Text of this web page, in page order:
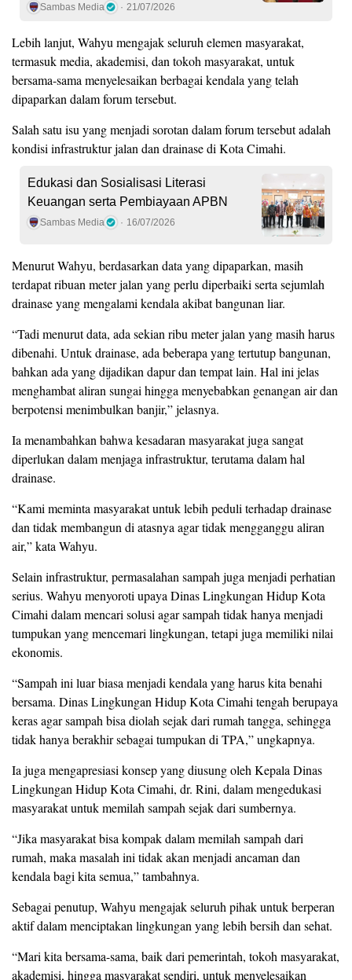
Sambas Media 21/07/2026
Lebih lanjut, Wahyu mengajak seluruh elemen masyarakat,
termasuk media, akademisi, dan tokoh masyarakat, untuk
bersama-sama menyelesaikan berbagai kendala yang telah
dipaparkan dalam forum tersebut.
Salah satu isu yang menjadi sorotan dalam forum tersebut adalah
kondisi infrastruktur jalan dan drainase di Kota Cimahi.
Edukasi dan Sosialisasi Literasi
Keuangan serta Pembiayaan APBN
Sambas Media 16/07/2026
Menurut Wahyu, berdasarkan data yang dipaparkan, masih
terdapat ribuan meter jalan yang perlu diperbaiki serta sejumlah
drainase yang mengalami kendala akibat bangunan liar.
“Tadi menurut data, ada sekian ribu meter jalan yang masih harus
dibenahi. Untuk drainase, ada beberapa yang tertutup bangunan,
bahkan ada yang dijadikan dapur dan tempat lain. Hal ini jelas
menghambat aliran sungai hingga menyebabkan genangan air dan
berpotensi menimbulkan banjir,” jelasnya.
Ia menambahkan bahwa kesadaran masyarakat juga sangat
diperlukan dalam menjaga infrastruktur, terutama dalam hal
drainase.
“Kami meminta masyarakat untuk lebih peduli terhadap drainase
dan tidak membangun di atasnya agar tidak mengganggu aliran
air,” kata Wahyu.
Selain infrastruktur, permasalahan sampah juga menjadi perhatian
serius. Wahyu menyoroti upaya Dinas Lingkungan Hidup Kota
Cimahi dalam mencari solusi agar sampah tidak hanya menjadi
tumpukan yang mencemari lingkungan, tetapi juga memiliki nilai
ekonomis.
“Sampah ini luar biasa menjadi kendala yang harus kita benahi
bersama. Dinas Lingkungan Hidup Kota Cimahi tengah berupaya
keras agar sampah bisa diolah sejak dari rumah tangga, sehingga
tidak hanya berakhir sebagai tumpukan di TPA,” ungkapnya.
Ia juga mengapresiasi konsep yang diusung oleh Kepala Dinas
Lingkungan Hidup Kota Cimahi, dr. Rini, dalam mengedukasi
masyarakat untuk memilah sampah sejak dari sumbernya.
“Jika masyarakat bisa kompak dalam memilah sampah dari
rumah, maka masalah ini tidak akan menjadi ancaman dan
kendala bagi kita semua,” tambahnya.
Sebagai penutup, Wahyu mengajak seluruh pihak untuk berperan
aktif dalam menciptakan lingkungan yang lebih bersih dan sehat.
“Mari kita bersama-sama, baik dari pemerintah, tokoh masyarakat,
akademisi, hingga masyarakat sendiri, untuk menyelesaikan